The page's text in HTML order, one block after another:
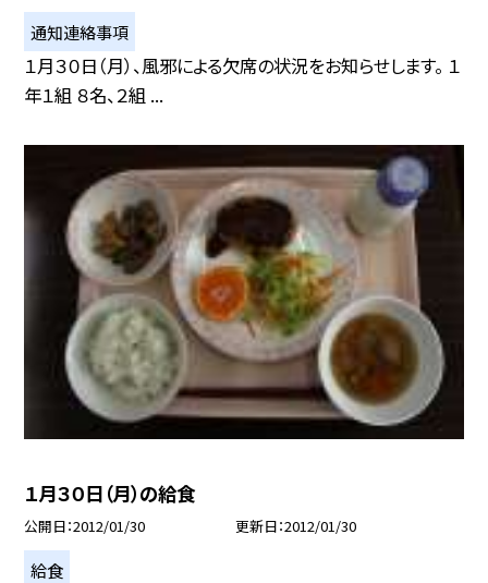
通知連絡事項
１月３０日（月）、風邪による欠席の状況をお知らせします。 １
年１組 ８名、２組 ...
１月３０日（月）の給食
公開日 2012/01/30 更新日 2012/01/30
給食